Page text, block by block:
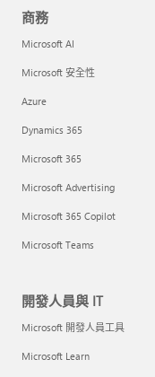
商務
Microsoft AI
Microsoft 安全性
Azure
Dynamics 365
Microsoft 365
Microsoft Advertising
Microsoft 365 Copilot
Microsoft Teams
開發人員與 IT
Microsoft 開發人員工具
Microsoft Learn